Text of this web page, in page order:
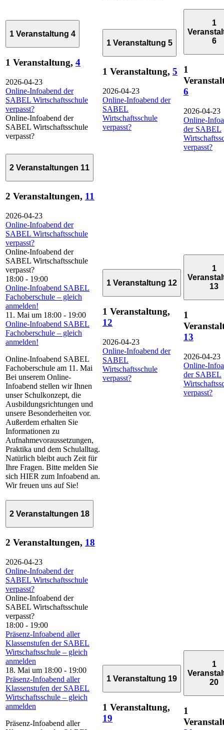
1 Veranstaltung 4
1 Veranstaltung, 4
2026-04-23
Online-Infoabend der
SABEL Wirtschaftsschule
verpasst?
Online-Infoabend der
SABEL Wirtschaftsschule
verpasst?
1 Veranstaltung 5
1 Veranstaltung, 5
2026-04-23
Online-Infoabend der
SABEL
Wirtschaftsschule
verpasst?
1
6
1
6
2026-04-23
Online-
der SABEL
verpasst?
2 Veranstaltungen 11
2 Veranstaltungen, 11
2026-04-23
Online-Infoabend der
SABEL Wirtschaftsschule
verpasst?
Online-Infoabend der
SABEL Wirtschaftsschule
verpasst?
18:00 - 19:00
Online-Infoabend SABEL
Fachoberschule – gleich
anmelden!
11. Mai um 18:00 - 19:00
Online-Infoabend SABEL
Fachoberschule – gleich
anmelden!
Online-Infoabend SABEL
Fachoberschule am 11. Mai
Bei unserem Online-
Infoabend stellen wir Ihnen
unser Schulkonzept, die
Ausbildungsrichtungen und
unsere Besonderheiten vor.
Außerdem erhalten Sie
Informationen zu
Aufnahmevoraussetzungen,
Praktika und dem Schulalltag.
Natürlich bleibt auch Zeit für
Ihre Fragen. Bitte melden Sie
sich HIER zum Infoabend an.
Wir freuen uns auf Sie!
1 Veranstaltung 12
1 Veranstaltung,
12
2026-04-23
Online-Infoabend der
SABEL
Wirtschaftsschule
verpasst?
1
13
1
13
2026-04-23
Online-
der SABEL
verpasst?
2 Veranstaltungen 18
2 Veranstaltungen, 18
2026-04-23
Online-Infoabend der
SABEL Wirtschaftsschule
verpasst?
Online-Infoabend der
SABEL Wirtschaftsschule
verpasst?
18:00 - 19:00
Präsenz-Infoabend aller
Klassenstufen der SABEL
Wirtschaftsschule – gleich
anmelden
18. Mai um 18:00 - 19:00
Präsenz-Infoabend aller
Klassenstufen der SABEL
Wirtschaftsschule – gleich
anmelden
Präsenz-Infoabend aller
1 Veranstaltung 19
1 Veranstaltung,
19
1
20
1